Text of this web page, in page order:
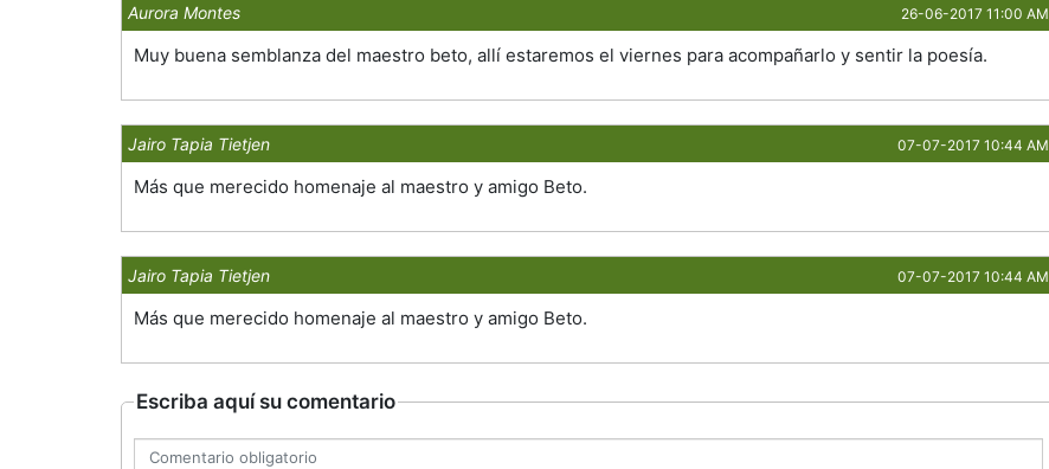
Aurora Montes 26-06-2017 11:00 AM
Muy buena semblanza del maestro beto, allí estaremos el viernes para acompañarlo y sentir la poesía.
Jairo Tapia Tietjen 07-07-2017 10:44 AM
Más que merecido homenaje al maestro y amigo Beto.
Jairo Tapia Tietjen 07-07-2017 10:44 AM
Más que merecido homenaje al maestro y amigo Beto.
Escriba aquí su comentario